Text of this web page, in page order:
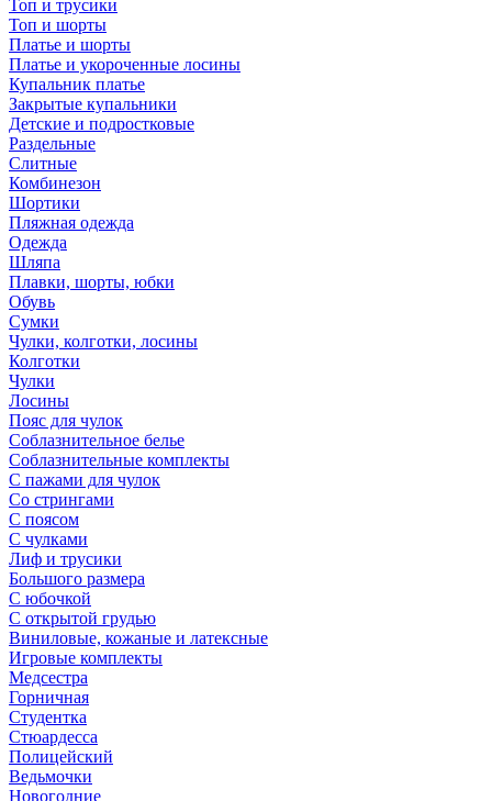
Топ и трусики
Топ и шорты
Платье и шорты
Платье и укороченные лосины
Купальник платье
Закрытые купальники
Детские и подростковые
Раздельные
Слитные
Комбинезон
Шортики
Пляжная одежда
Одежда
Шляпа
Плавки, шорты, юбки
Обувь
Сумки
Чулки, колготки, лосины
Колготки
Чулки
Лосины
Пояс для чулок
Соблазнительное белье
Соблазнительные комплекты
С пажами для чулок
Со стрингами
С поясом
С чулками
Лиф и трусики
Большого размера
С юбочкой
С открытой грудью
Виниловые, кожаные и латексные
Игровые комплекты
Медсестра
Горничная
Студентка
Стюардесса
Полицейский
Ведьмочки
Новогодние